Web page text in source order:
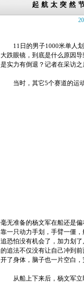
起航太突然
11日的男子1000米单人划
大跌眼镜，到底是什么原因
是实力有倒退？记者在采访
当时，其它5个赛道的运动
毫无准备的杨文军在船还是
靠一只动力手划，手臂一僵
追恐怕没有机会了，加力划
的追法不仅没有让自己冲到
开了身体，脑子也一片空白，
从船上下来后，杨文军立